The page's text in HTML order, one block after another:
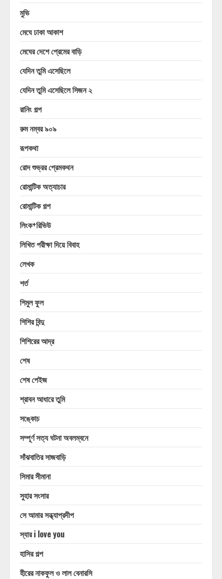
মুভি
মেঘে ঢাকা আকাশ
মেঘের দেশে প্রেমের বাড়ি
যেদিন তুমি এসেছিলে
যেদিন তুমি এসেছিলে সিজন ২
রানিং গল্প
রুম নম্বর ৯০৯
রূপকথা
রোদ শুভ্রর প্রেমকথন
রোমান্টিক অত্যাচার
রোমান্টিক গল্প
লিংক+রিভিউ
লিখিত পরীক্ষা দিয়ে বিবাহ
লেখক
শর্ত
শিমুল ফুল
শিশির বিন্দু
শিশিরের আদ্র
শেষ
শেষ পেইজ
শ্রাবন আধারে তুমি
সঙ্কোচ
সম্পূর্ণ সত্য ঘটনা অবলম্বনে
সাঁঝবাতির সাজবাড়ি
সিমার সীমানা
সুহার সংসার
সে আমার সন্ধ্যাপ্রদীপ
স্যার i love you
হাসির গল্প
হীরের নাকফুল ও লাল বেনারসি